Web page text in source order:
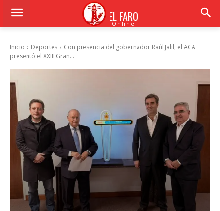
EL FARO
Online
Inicio Deportes
Con presencia del gobernador Raúl Jalil, el ACA
presentó el XXIII Gran...